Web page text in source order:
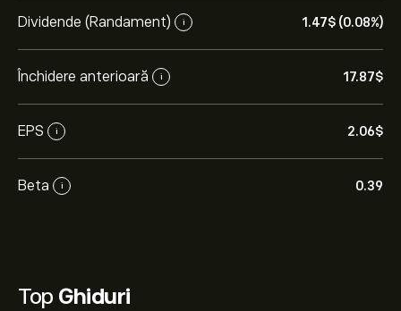
Dividende (Randament) i 1.47‎$‎ (0.08%)
Închidere anterioară i 17.87‎$‎
EPS i 2.06‎$‎
Beta i 0.39
Top Ghiduri